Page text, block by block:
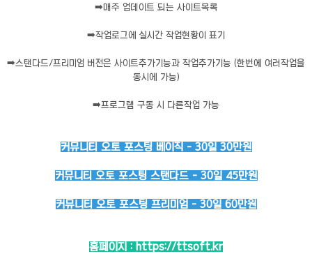
➡️ 매주 업데이트 되는 사이트목록
➡️작업로그에 실시간 작업현황이 표기
➡️스탠다드/프리미엄 버전은 사이트추가기능과 작업추가기능 (한번에 여러작업을
동시에 가능)
➡️프로그램 구동 시 다른작업 가능
커뮤니티 오토 포스팅 베이직 - 30일 30만원
커뮤니티 오토 포스팅 스탠다드 - 30일 45만원
커뮤니티 오토 포스팅 프리미엄 - 30일 60만원
홈페이지 : https://ttsoft.kr